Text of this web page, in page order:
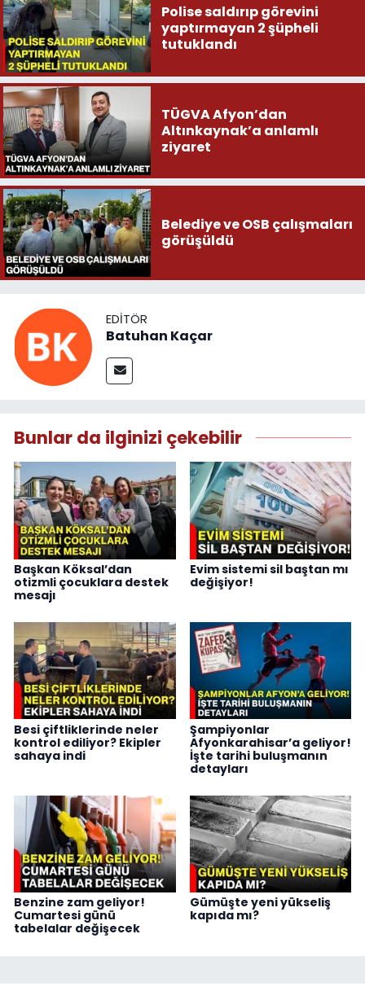
Polise saldırıp görevini
yaptırmayan 2 şüpheli
tutuklandı
TÜGVA Afyon’dan
Altınkaynak’a anlamlı
ziyaret
Belediye ve OSB çalışmaları
görüşüldü
EDITÖR
Batuhan Kaçar
Bunlar da ilginizi çekebilir
Başkan Köksal’dan
otizmli çocuklara destek
mesajı
Evim sistemi sil baştan mı
değişiyor!
Besi çiftliklerinde neler
kontrol ediliyor? Ekipler
sahaya indi
Şampiyonlar
Afyonkarahisar’a geliyor!
İşte tarihi buluşmanın
detayları
Benzine zam geliyor!
Cumartesi günü
tabelalar değişecek
Gümüşte yeni yükseliş
kapıda mı?